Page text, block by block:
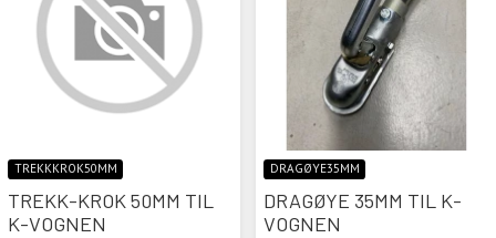
TREKKKROK50MM
TREKK-KROK 50MM TIL
K-VOGNEN
DRAGØYE35MM
DRAGØYE 35MM TIL K-
VOGNEN